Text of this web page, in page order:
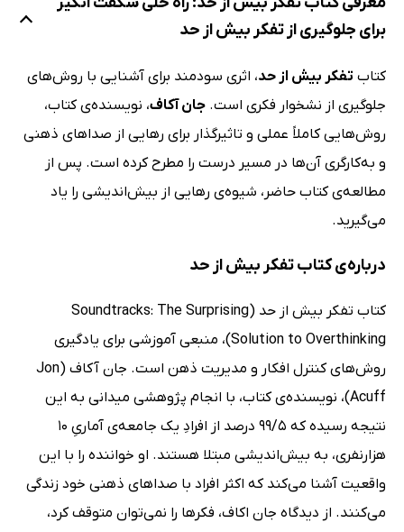
برای جلوگیری از تفکر بیش از حد
کتاب تفکر بیش از حد، اثری سودمند برای آشنایی با روش‌های
جلوگیری از نشخوار فکری است. جان آکاف، نویسنده‌ی کتاب،
روش‌هایی کاملاً عملی و تاثیرگذار برای رهایی از صداهای ذهنی
و به‌کارگری آن‌ها در مسیر درست را مطرح کرده است. پس از
مطالعه‌ی کتاب حاضر، شیوه‌ی رهایی از بیش‌اندیشی را یاد
می‌گیرید.
درباره‌ی کتاب تفکر بیش از حد
کتاب تفکر بیش از حد (Soundtracks: The Surprising
Solution to Overthinking)، منبعی آموزشی برای یادگیری
روش‌های کنترل افکار و مدیریت ذهن است. جان آکاف (Jon
Acuff)، نویسند‌ه‌ی کتاب، با انجام پژوهشی میدانی به این
نتیجه رسیده که 99/5 درصد از افرادِ یک جامعه‌ی آماریِ 10
هزارنفری، به بیش‌اندیشی مبتلا هستند. او خواننده را با این
واقعیت آشنا می‌کند که اکثر افراد با صداهای ذهنی خود زندگی
می‌کنند. از دیدگاه جان اکاف، فکرها را نمی‌توان متوقف کرد،